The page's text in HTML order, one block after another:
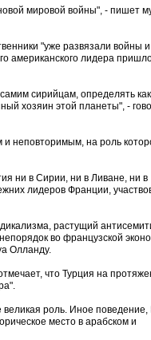
мировой войны", - пишет
"уже развязали войны и
американского лидера
сирийцам, определять
хозяин этой планеты", -
неповторимым, на роль
ни в Сирии, ни в Ливане, ни в
лидеров Франции,
растущий
во французской
Олланду.
что Турция на
роль. Иное поведение,
место в арабском и